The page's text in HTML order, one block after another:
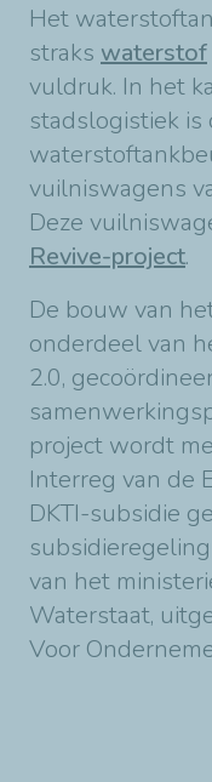
Het
straks waterstof
vuldruk. In het
stadslogistiek is
vuilniswagens
Deze
Revive-project.
De bouw van
onderdeel van
2.0,
project wordt
Interreg van de
DKTI-subsidie
van het
Waterstaat,
Voor